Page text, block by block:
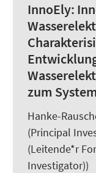
InnoEly:
zum System
Hanke-
(Principal
(Leitende*r
Investigator))